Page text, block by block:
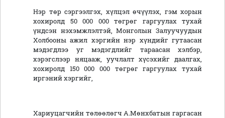
Нэр төр сэргээлгэх, хүлцэл өчүүлэх, гэм хорын
хохиролд 50 000 000 төгрөг гаргуулах тухай
үндсэн нэхэмжлэлтэй, Монголын Залуучуудын
Холбооны ажил хэргийн нэр хүндийг гутаасан
мэдэгдлээ уг мэдэгдлийг тараасан хэлбэр,
хэрэгслээр няцааж, уучлалт хүсэхийг даалгах,
хохиролд 150 000 000 төгрөг гаргуулах тухай
иргэний хэргийг,
Хариуцагчийн төлөөлөгч А.Мөнхбатын гаргасан